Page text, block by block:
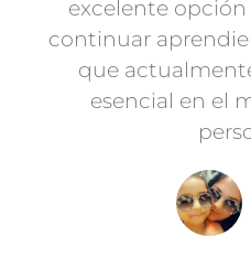
excelente
continuar
que
esencial en el